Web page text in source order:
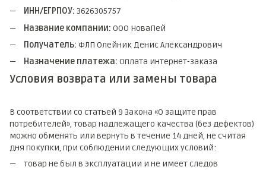
ИНН/ЕГРПОУ: 3626305757
Название компании: ООО НоваПей
Получатель: ФЛП Олейник Денис Александрович
Назначение платежа: Оплата интернет-заказа
Условия возврата или замены товара
В соответствии со статьей 9 Закона «О защите прав
потребителей», товар надлежащего качества (без дефектов)
можно обменять или вернуть в течение 14 дней, не считая
дня покупки, при соблюдении следующих условий:
товар не был в эксплуатации и не имеет следов